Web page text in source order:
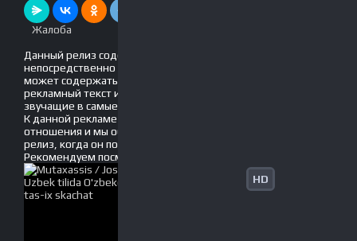
Жалоба
Данный релиз содержит рекламу, вшитую
непосредственно в фильм! Это значит, что он
может содержать движущийся по экрану
рекламный текст и голосовые вставки, громко
звучащие в самые неподходящие моменты.
К данной рекламе мы не имеем никакого
отношения и мы обязательно обновим данный
релиз, когда он появится без рекламы!
Рекомендуем посмотреть
HD